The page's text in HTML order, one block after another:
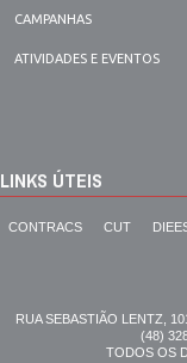
CAMPANHAS
ATIVIDADES E EVENTOS
LINKS ÚTEIS
CONTRACS CUT
RUA SEBASTIÃO LENTZ,
(48)
TODOS OS